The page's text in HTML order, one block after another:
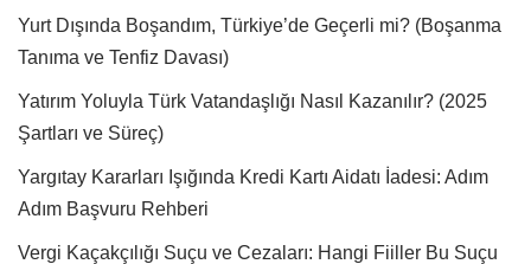
Yurt Dışında Boşandım, Türkiye’de Geçerli mi? (Boşanma
Tanıma ve Tenfiz Davası)
Yatırım Yoluyla Türk Vatandaşlığı Nasıl Kazanılır? (2025
Şartları ve Süreç)
Yargıtay Kararları Işığında Kredi Kartı Aidatı İadesi: Adım
Adım Başvuru Rehberi
Vergi Kaçakçılığı Suçu ve Cezaları: Hangi Fiiller Bu Suçu